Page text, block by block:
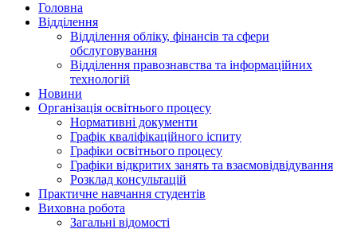
Головна
Відділення
Відділення обліку, фінансів та сфери
обслуговування
Відділення правознавства та інформаційних
технологій
Новини
Організація освітнього процесу
Нормативні документи
Графік кваліфікаційного іспиту
Графіки освітнього процесу
Графіки відкритих занять та взаємовідвідування
Розклад консультацій
Практичне навчання студентів
Виховна робота
Загальні відомості